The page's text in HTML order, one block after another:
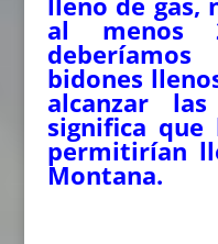
al menos
bidones
alcanzar
significa que
permitirían
Montana.